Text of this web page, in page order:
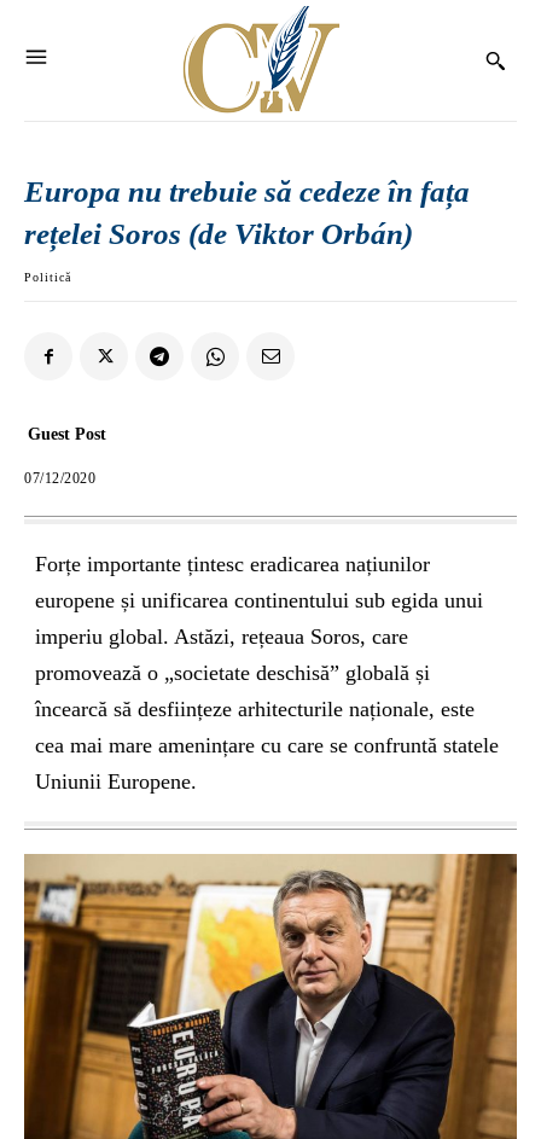
Europa nu trebuie să cedeze în fața
rețelei Soros (de Viktor Orbán)
Politică
Guest Post
07/12/2020
Forțe importante țintesc eradicarea națiunilor
europene și unificarea continentului sub egida unui
imperiu global. Astăzi, rețeaua Soros, care
promovează o „societate deschisă” globală și
încearcă să desființeze arhitecturile naționale, este
cea mai mare amenințare cu care se confruntă statele
Uniunii Europene.